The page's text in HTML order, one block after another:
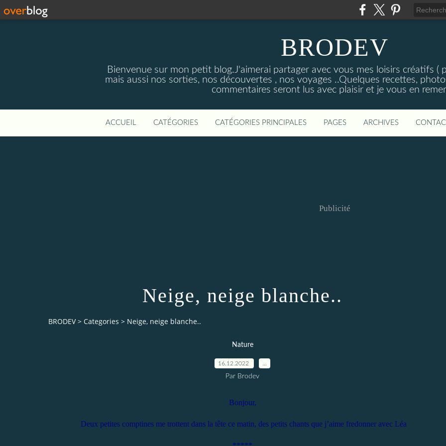
BRODEV
Bienvenue sur mon petit blog.J'aimerai partager avec vous mes loisirs créatifs (
mais aussi nos sorties, nos découvertes , nos voyages ..Quelques recettes,
commentaires seront lus avec plaisir et je vous en
ACCUEIL CATÉGORIES CATÉGORIES PRINCIPALES PAGES ARCHIVES
Publicité
Neige, neige blanche..
BRODEV > Categories > Neige, neige blanche..
Nature
16.12.2022
Par Brodev
Bonjour,
Deux petites comptines me trottent dans la tête ce matin, des petits chants que j’aime fredonner avec Léa